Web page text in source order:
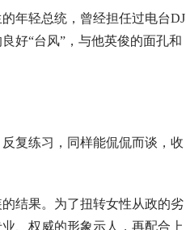
年轻总统，曾经担任过电台DJ
好“台风”，与他英俊的面孔和
复练习，同样能侃侃而谈，收
结果。为了扭转女性从政的劣
、权威的形象示人，再配合上